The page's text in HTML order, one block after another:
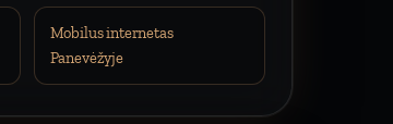
Mobilus internetas
Panevėžyje